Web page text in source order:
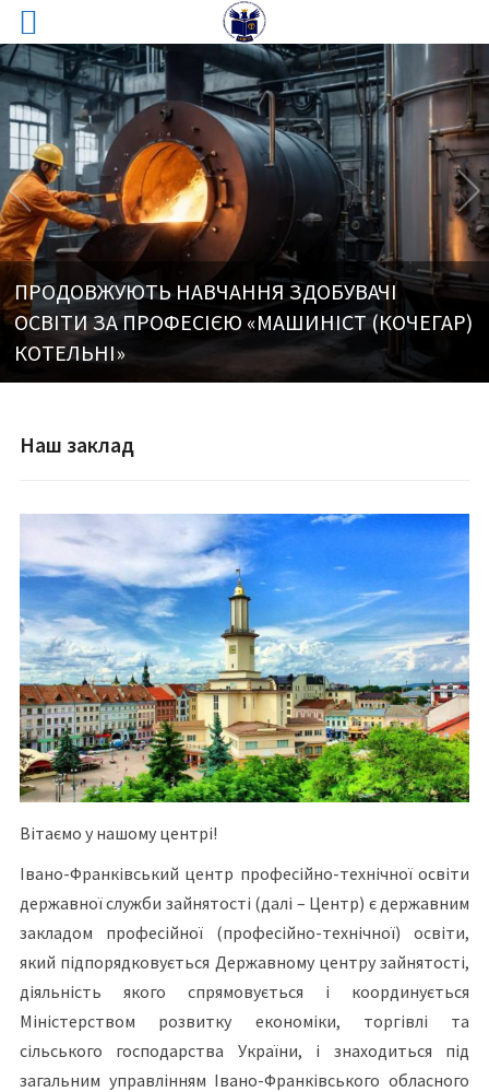
ПРОДОВЖУЮТЬ НАВЧАННЯ ЗДОБУВАЧІ
ОСВІТИ ЗА ПРОФЕСІЄЮ «МАШИНІСТ (КОЧЕГАР)
КОТЕЛЬНІ»
Наш заклад
Вітаємо у нашому центрі!
Івано-Франківський центр професійно-технічної освіти
державної служби зайнятості (далі – Центр) є державним
закладом професійної (професійно-технічної) освіти,
який підпорядковується Державному центру зайнятості,
діяльність якого спрямовується і координується
Міністерством розвитку економіки, торгівлі та
сільського господарства України, і знаходиться під
загальним управлінням Івано-Франківського обласного